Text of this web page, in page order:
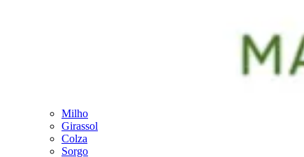
Milho
Girassol
Colza
Sorgo